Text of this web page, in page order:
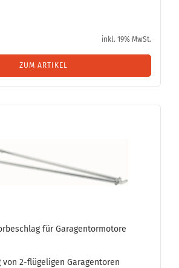
inkl. 19% MwSt.
ZUM ARTIKEL
für Ga­ra­gen­tor­mo­to­re
von 2-​flügeligen Ga­ra­gen­to­ren